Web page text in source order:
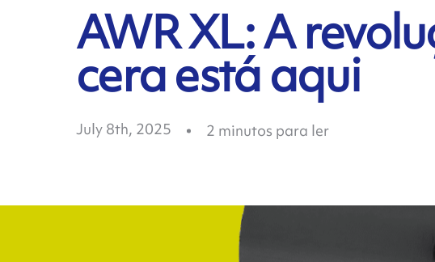
AWR XL: A
cera está aqui
July 8th, 2025 2 minutos para ler